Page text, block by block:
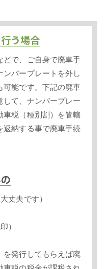
う場合
どで、ご自身で廃車手
バープレートを外し
可能です。下記の廃車
して、ナンバープレー
車税（種別割）を管轄
返納する事で廃車手続
丈夫です）
）
を発行してもらえば廃